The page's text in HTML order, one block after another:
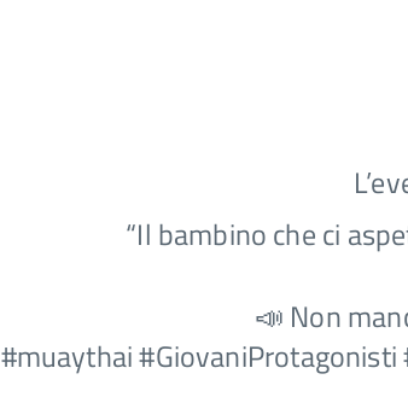
“Il bambino che ci
📣 Non
#muaythai#GiovaniProtagonisti